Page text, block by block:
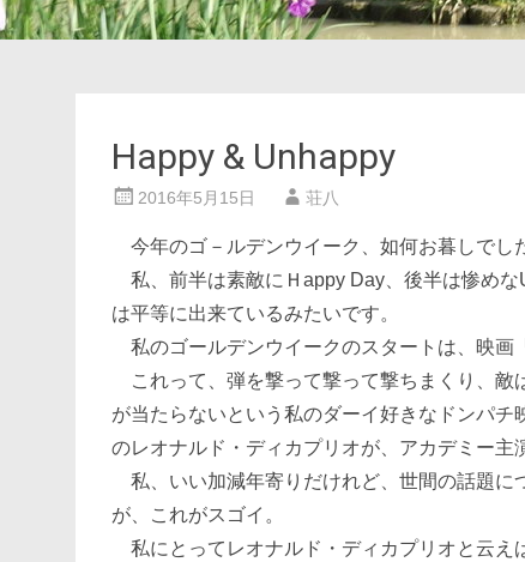
Happy & Unhappy
2016年5月15日 荘八
今年のゴ－ルデンウイーク、如何お暮しでし
私、前半は素敵にＨappy Day、後半は惨め
は平等に出来ているみたいです。
私のゴールデンウイークのスタートは、映画
これって、弾を撃って撃って撃ちまくり、敵
が当たらないという私のダーイ好きなドンパ
のレオナルド・ディカプリオが、アカデミー主
私、いい加減年寄りだけれど、世間の話題に
が、これがスゴイ。
私にとってレオナルド・ディカプリオと云え